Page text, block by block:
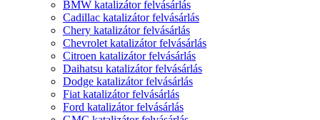
BMW katalizátor felvásárlás
Cadillac katalizátor felvásárlás
Chery katalizátor felvásárlás
Chevrolet katalizátor felvásárlás
Citroen katalizátor felvásárlás
Daihatsu katalizátor felvásárlás
Dodge katalizátor felvásárlás
Fiat katalizátor felvásárlás
Ford katalizátor felvásárlás